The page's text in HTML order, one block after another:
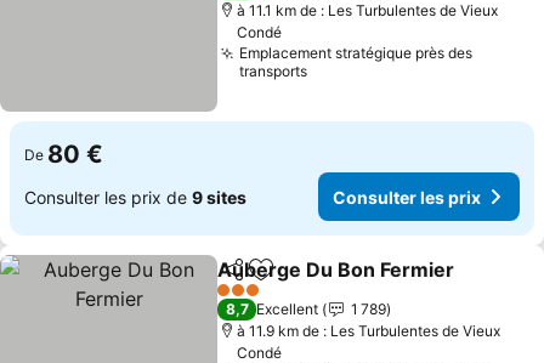
à 11.1 km de : Les Turbulentes de Vieux
Condé
Emplacement stratégique près des
transports
De 80 €
Consulter les prix de 9 sites Consulter les prix
PartagerAjouter à mes favoris
Auberge Du Bon Fermier
3 Étoiles
8,7 Excellent
1 789
à 11.9 km de : Les Turbulentes de Vieux
Condé